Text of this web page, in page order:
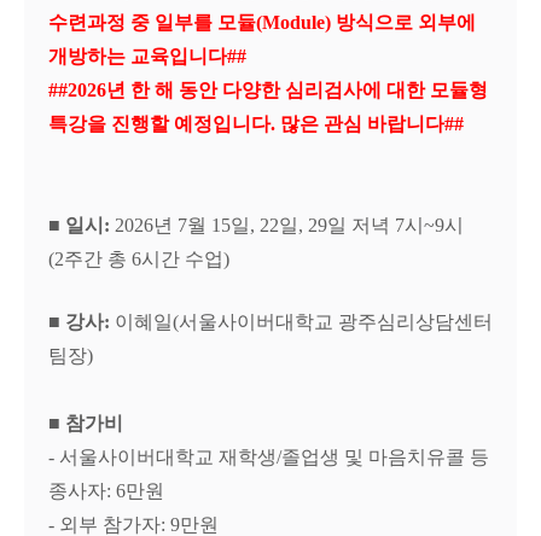
수련과정 중 일부를 모듈(Module) 방식으로 외부에
개방하는 교육입니다##
##2026년 한 해 동안 다양한 심리검사에 대한 모듈형
특강을 진행할 예정입니다. 많은 관심 바랍니다##
■ 일시 : 2026년 7월 15일, 22일, 29일 저녁 7시~9시
(2주간 총 6시간 수업)
■ 강사: 이혜일(서울사이버대학교 광주심리상담센터
팀장)
■ 참가비
- 서울사이버대학교 재학생/졸업생 및 마음치유콜 등
종사자: 6만원
- 외부 참가자: 9만원